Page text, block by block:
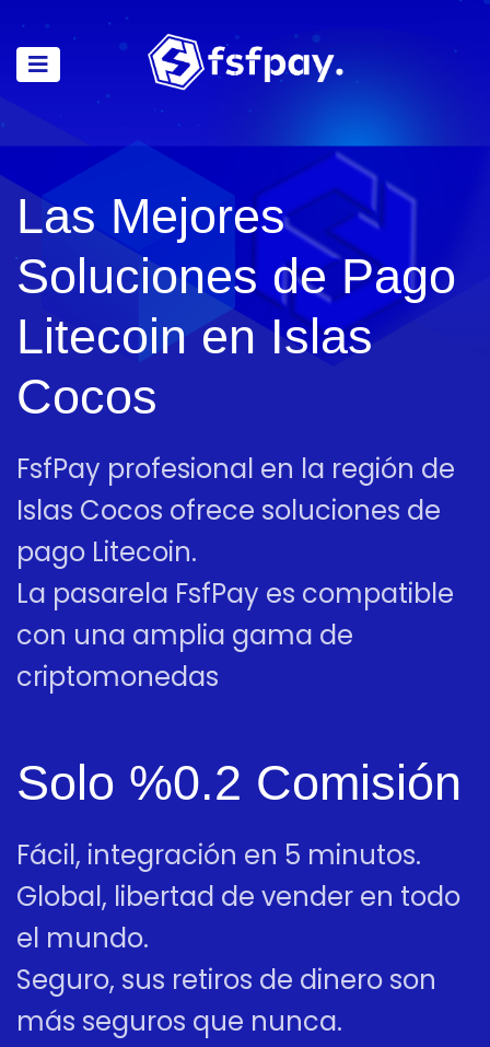
Las Mejores
Soluciones de Pago
Litecoin en Islas
Cocos
FsfPay profesional en la región de
Islas Cocos ofrece soluciones de
pago Litecoin.
La pasarela FsfPay es compatible
con una amplia gama de
criptomonedas
Solo %0.2 Comisión
Fácil, integración en 5 minutos.
Global, libertad de vender en todo
el mundo.
Seguro, sus retiros de dinero son
más seguros que nunca.